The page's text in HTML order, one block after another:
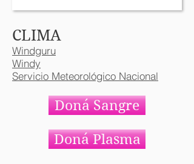
CLIMA​
Windguru
Windy
Servicio Meteorológico Nacional
Doná Sangre
Doná Plasma